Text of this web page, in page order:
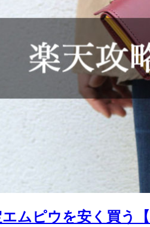
ムピウを安く買う